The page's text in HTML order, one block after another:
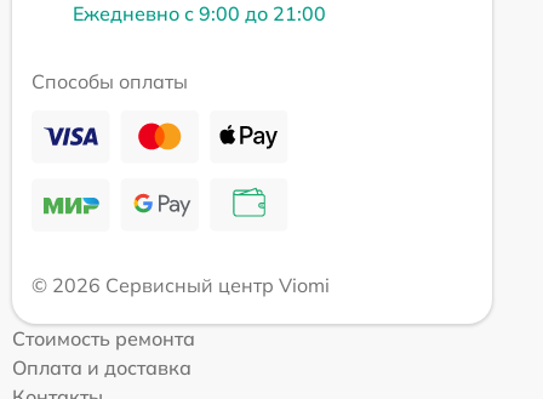
Ежедневно с 9:00 до 21:00
Способы оплаты
© 2026 Сервисный центр Viomi
Стоимость ремонта
Оплата и доставка